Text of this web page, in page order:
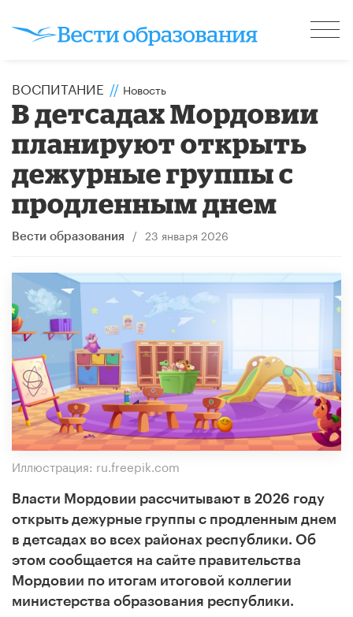
ВОСПИТАНИЕ // Новость
В детсадах Мордовии
планируют открыть
дежурные группы с
продленным днем
Вести образования / 23 января 2026
Иллюстрация: ru.freepik.com
Власти Мордовии рассчитывают в 2026 году
открыть дежурные группы с продленным днем
в детсадах во всех районах республики. Об
этом сообщается на сайте правительства
Мордовии по итогам итоговой коллегии
министерства образования республики.